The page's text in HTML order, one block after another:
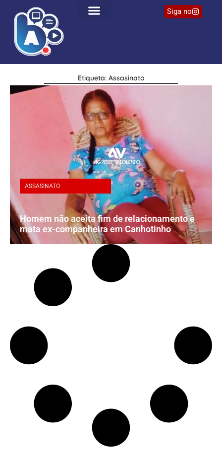
Siga no
Etiqueta: Assasinato
ASSASINATO
Homem não aceita fim de relacionamento e
mata ex-companheira em Canhotinho